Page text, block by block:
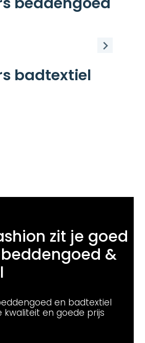
badtextiel
zit je goed
&
en badtextiel
kwaliteit en goede prijs